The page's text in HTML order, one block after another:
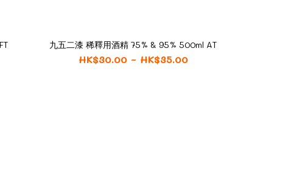
九五二漆 稀釋用酒精 75% & 95% 500ml AT
HK$30.00 ~ HK$35.00